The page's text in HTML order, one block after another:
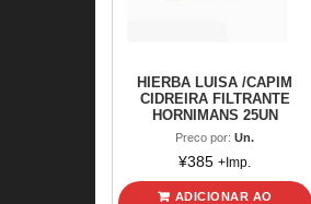
HIERBA LUISA /CAPIM
CIDREIRA FILTRANTE
HORNIMANS 25UN
Preco por:Un.
¥385 +Imp.
ADICIONAR AO